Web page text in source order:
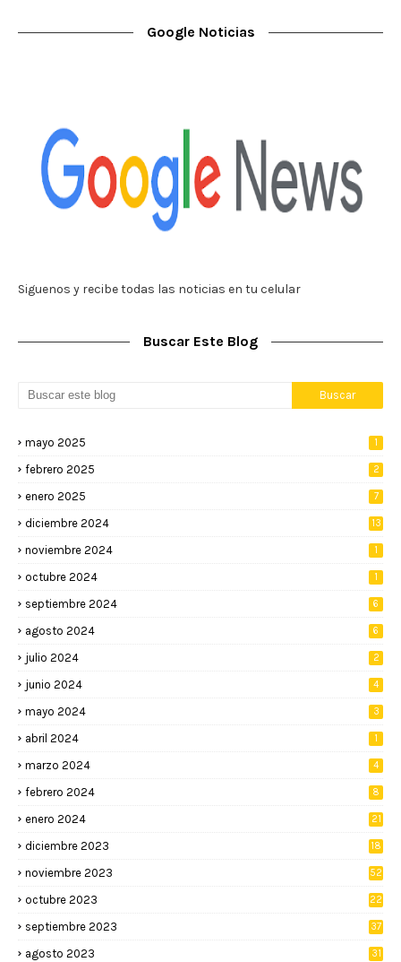
Google Noticias
Siguenos y recibe todas las noticias en tu celular
Buscar Este Blog
mayo 2025 1
febrero 2025 2
enero 2025 7
diciembre 2024 13
noviembre 2024 1
octubre 2024 1
septiembre 2024 6
agosto 2024 6
julio 2024 2
junio 2024 4
mayo 2024 3
abril 2024 1
marzo 2024 4
febrero 2024 8
enero 2024 21
diciembre 2023 18
noviembre 2023 52
octubre 2023 22
septiembre 2023 37
agosto 2023 31